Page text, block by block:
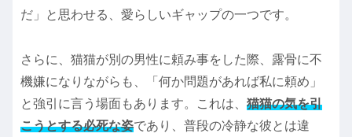
だ」と思わせる、愛らしいギャップの一つです。
さらに、猫猫が別の男性に頼み事をした際、露骨に不
機嫌になりながらも、「何か問題があれば私に頼め」
と強引に言う場面もあります。これは、 猫猫の気を引
こうとする必死な姿であり、普段の冷静な彼とは違